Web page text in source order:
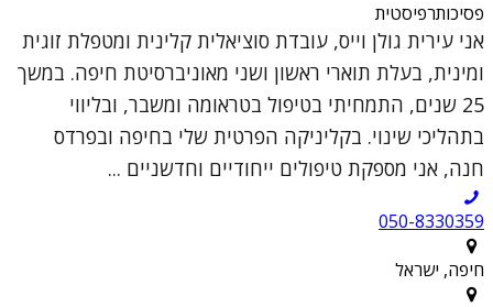
פסיכותרפיסטית
אני עירית גולן וייס, עובדת סוציאלית קלינית ומטפלת זוגית
ומינית, בעלת תוארי ראשון ושני מאוניברסיטת חיפה. במשך
25 שנים, התמחיתי בטיפול בטראומה ומשבר, ובליווי
בתהליכי שינוי. בקליניקה הפרטית שלי בחיפה ובפרדס
חנה, אני מספקת טיפולים ייחודיים וחדשניים ...
050-8330359
חיפה, ישראל